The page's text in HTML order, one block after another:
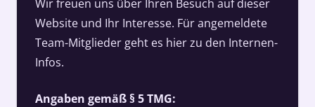
Wir freuen uns über Ihren Besuch auf dieser
Website und Ihr Interesse. Für angemeldete
Team-Mitglieder geht es hier zu den Internen-
Infos.
Angaben gemäß § 5 TMG: